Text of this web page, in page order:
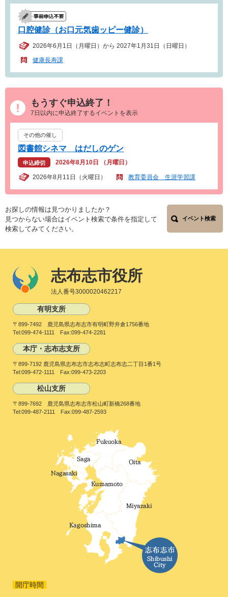
口腔健診（お口元気歯ッピー健診）
2026年6月1日（月曜日）から 2027年1月31日（日曜日）
健康長寿課
もうすぐ申込終了！
7日以内に申込終了するイベントを表示
その他の催し
図書館シネマ はだしのゲン
申込締切 2026年8月10日 （月曜日）
2026年8月11日（火曜日） 教育委員会 生涯学習課
お探しの情報は見つかりましたか？
見つからない場合はイベント検索で条件を指定して
検索してみてください。
イベント検索
志布志市役所
法人番号3000020462217
有明支所
〒899-7492 鹿児島県志布志市有明町野井倉1756番地
Tel:099-474-1111 Fax:099-474-2281
本庁・志布志支所
〒899-7192 鹿児島県志布志市志布志町志布志二丁目1番1号
Tel:099-472-1111 Fax:099-473-2203
松山支所
〒899-7692 鹿児島県志布志市松山町新橋268番地
Tel:099-487-2111 Fax:099-487-2593
開庁時間